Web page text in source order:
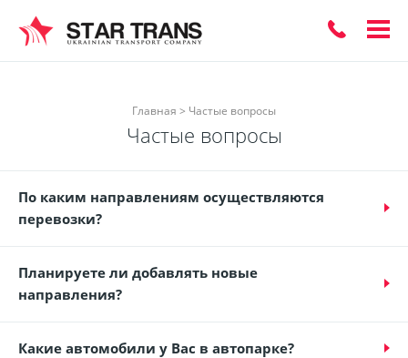
Главная > Частые вопросы
Частые вопросы
По каким направлениям осуществляются
перевозки?
Планируете ли добавлять новые
направления?
Какие автомобили у Вас в автопарке?